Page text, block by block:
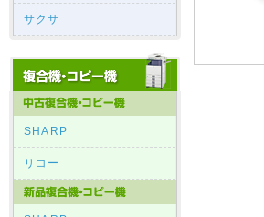
サクサ
SHARP
リコー